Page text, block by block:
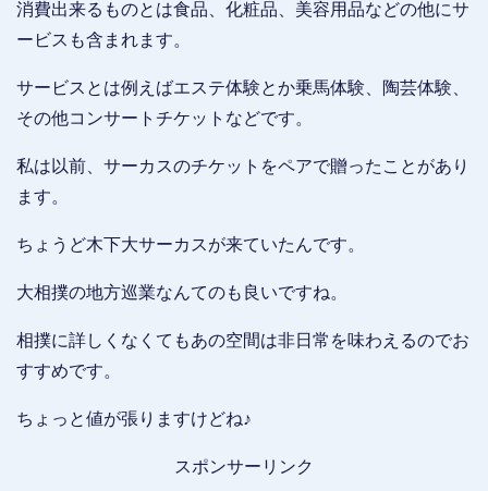
消費出来るものとは食品、化粧品、美容用品などの他にサ
ービスも含まれます。
サービスとは例えばエステ体験とか乗馬体験、陶芸体験、
その他コンサートチケットなどです。
私は以前、サーカスのチケットをペアで贈ったことがあり
ます。
ちょうど木下大サーカスが来ていたんです。
大相撲の地方巡業なんてのも良いですね。
相撲に詳しくなくてもあの空間は非日常を味わえるのでお
すすめです。
ちょっと値が張りますけどね♪
スポンサーリンク